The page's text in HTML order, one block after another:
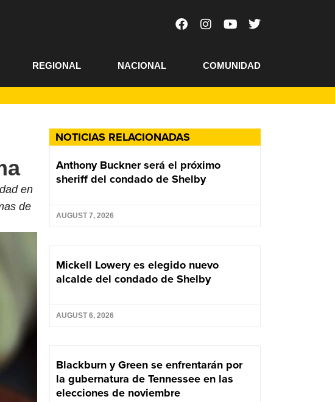
REGIONAL NACIONAL COMUNIDAD
NOTICIAS RELACIONADAS
Anthony Buckner será el próximo
sheriff del condado de Shelby
AUGUST 7, 2026
Mickell Lowery es elegido nuevo
alcalde del condado de Shelby
AUGUST 6, 2026
Blackburn y Green se enfrentarán por
la gubernatura de Tennessee en las
elecciones de noviembre
en
de